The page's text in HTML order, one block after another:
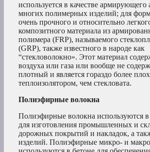
используется в качестве армирующего
многих полимерных изделий; для
очень прочного и относительно
композитного материала из
полимера (FRP), называемого
(GRP), также известного в народе как
“стекловолокно». Этот материал
воздуха или газа или вообще не
плотный и является гораздо более
теплоизолятором, чем стекловата.
Полиэфирные волокна
Полиэфирные волокна используются
для изготовления промышленных и
дорожных покрытий и накладок, а
изделий. Полиэфирные микро- и